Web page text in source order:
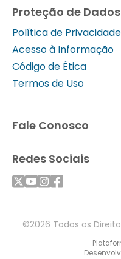
Proteção de Dados
Política de Privacidade
Acesso à Informação
Código de Ética
Termos de Uso
Fale Conosco
Redes Sociais
©2026 Todos os